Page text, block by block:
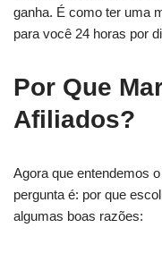
ganha. É como ter uma
para você 24 horas por
Por Que
Afiliados?
Agora que entendemos
pergunta é: por que
algumas boas razões: